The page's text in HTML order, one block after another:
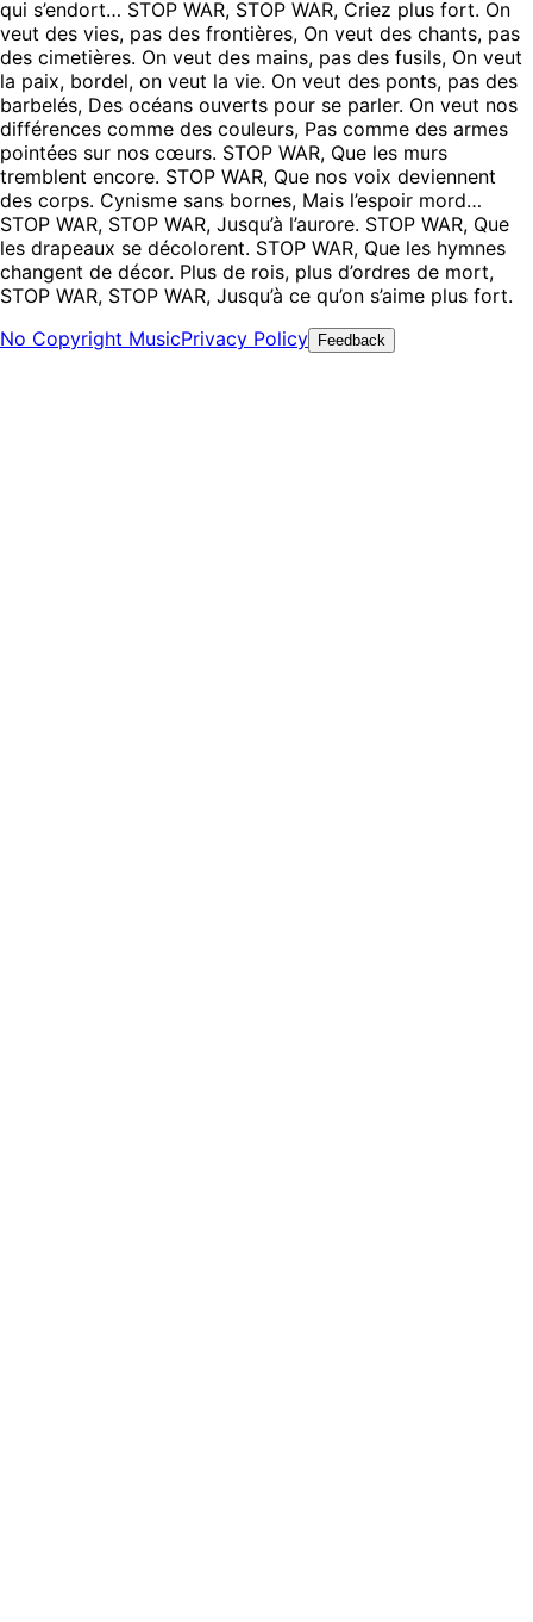
qui s’endort… STOP WAR, STOP WAR, Criez plus fort. On
veut des vies, pas des frontières, On veut des chants, pas
des cimetières. On veut des mains, pas des fusils, On veut
la paix, bordel, on veut la vie. On veut des ponts, pas des
barbelés, Des océans ouverts pour se parler. On veut nos
différences comme des couleurs, Pas comme des armes
pointées sur nos cœurs. STOP WAR, Que les murs
tremblent encore. STOP WAR, Que nos voix deviennent
des corps. Cynisme sans bornes, Mais l’espoir mord…
STOP WAR, STOP WAR, Jusqu’à l’aurore. STOP WAR, Que
les drapeaux se décolorent. STOP WAR, Que les hymnes
changent de décor. Plus de rois, plus d’ordres de mort,
STOP WAR, STOP WAR, Jusqu’à ce qu’on s’aime plus fort.
No Copyright MusicPrivacy Policy Feedback